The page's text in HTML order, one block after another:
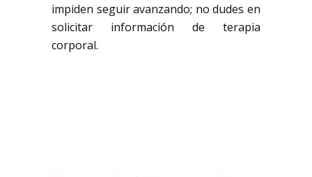
impiden seguir avanzando; no dudes en
solicitar información de terapia
corporal.